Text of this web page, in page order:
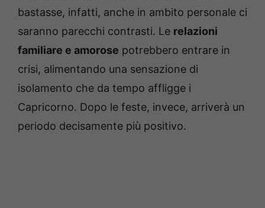
bastasse, infatti, anche in ambito personale ci
saranno parecchi contrasti. Le relazioni
familiare e amorose potrebbero entrare in
crisi, alimentando una sensazione di
isolamento che da tempo affligge i
Capricorno. Dopo le feste, invece, arriverà un
periodo decisamente più positivo.